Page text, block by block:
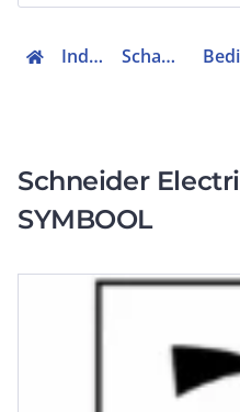
Industriele componenten Schakelen, bedienen en signaleren
Schneider
SYMBOOL